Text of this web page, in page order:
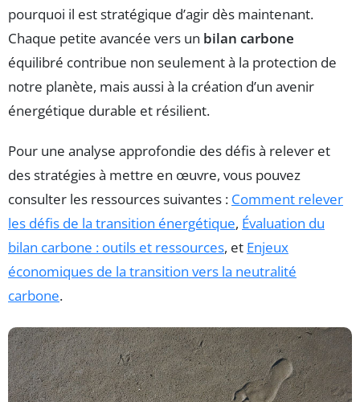
pourquoi il est stratégique d’agir dès maintenant.
Chaque petite avancée vers un bilan carbone
équilibré contribue non seulement à la protection de
notre planète, mais aussi à la création d’un avenir
énergétique durable et résilient.
Pour une analyse approfondie des défis à relever et
des stratégies à mettre en œuvre, vous pouvez
consulter les ressources suivantes : Comment relever
les défis de la transition énergétique, Évaluation du
bilan carbone : outils et ressources, et Enjeux
économiques de la transition vers la neutralité
carbone.